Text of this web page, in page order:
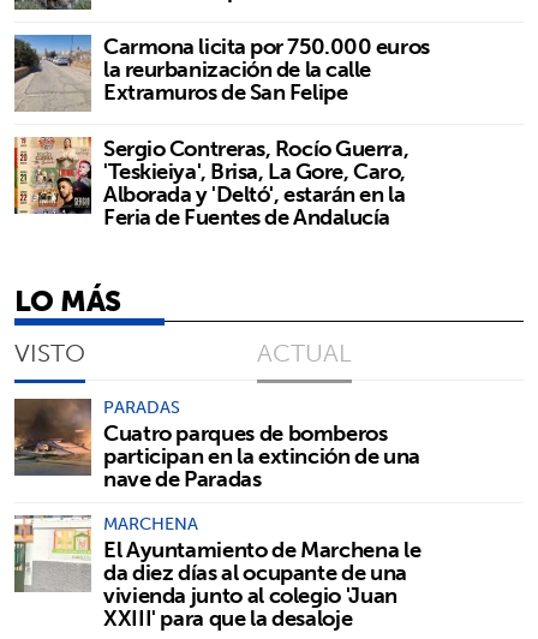
Carmona licita por 750.000 euros
la reurbanización de la calle
Extramuros de San Felipe
Sergio Contreras, Rocío Guerra,
'Teskieiya', Brisa, La Gore, Caro,
Alborada y 'Deltó', estarán en la
Feria de Fuentes de Andalucía
LO MÁS
VISTO ACTUAL
PARADAS
Cuatro parques de bomberos
participan en la extinción de una
nave de Paradas
MARCHENA
El Ayuntamiento de Marchena le
da diez días al ocupante de una
vivienda junto al colegio 'Juan
XXIII' para que la desaloje